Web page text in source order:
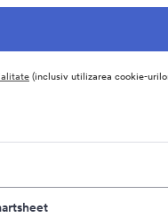
(inclusiv utilizarea cookie-